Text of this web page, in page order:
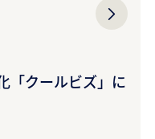
「クールビズ」に